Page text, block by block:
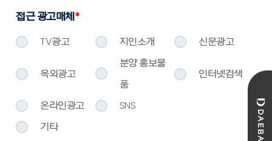
접근 광고매체*
TV광고 지인소개 신문광고
옥외광고
분양 홍보물
품
인터넷검색
온라인광고
SNS
기타